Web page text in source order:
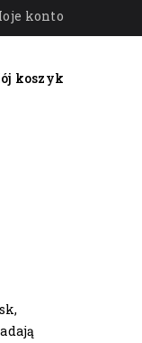
konto
koszyk